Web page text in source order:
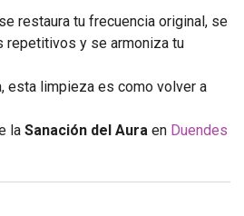
restaura tu frecuencia original, se
repetitivos y se armoniza tu
esta limpieza es como volver a
la Sanación del Aura en Duendes